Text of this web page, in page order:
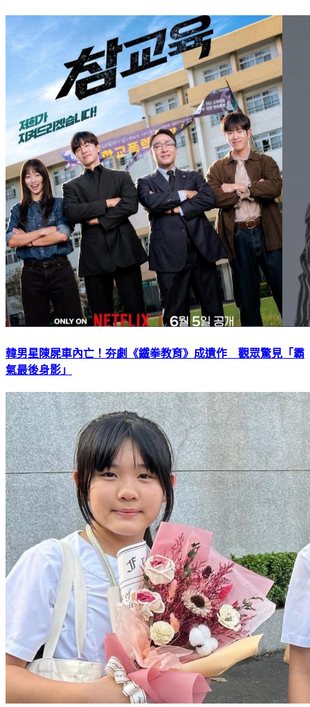
韓男星陳屍車內亡！夯劇《鐵拳教育》成遺作 觀眾驚見「霸
氣最後身影」